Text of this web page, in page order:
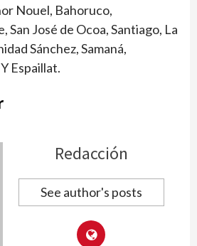
Nouel, Bahoruco,
San José de Ocoa, Santiago, La
Sánchez, Samaná,
Espaillat.
Redacción
See author's posts